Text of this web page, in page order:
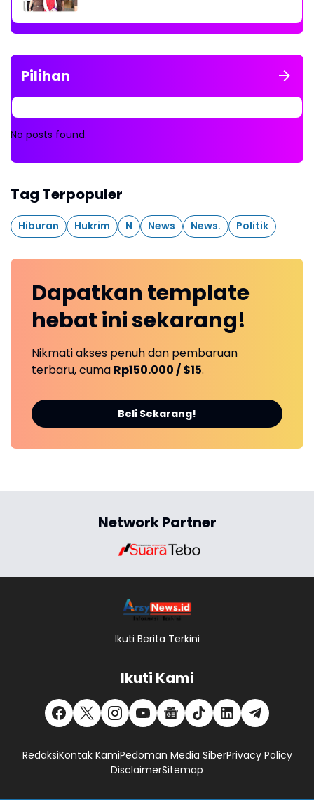
Pilihan
No posts found.
Tag Terpopuler
Hiburan Hukrim N News News. Politik
Dapatkan template
hebat inisekarang!
Nikmati akses penuh dan pembaruan
terbaru, cuma Rp150.000 / $15.
Beli Sekarang!
Network Partner
Ikuti Berita Terkini
Ikuti Kami
RedaksiKontak KamiPedoman Media SiberPrivacy Policy
DisclaimerSitemap